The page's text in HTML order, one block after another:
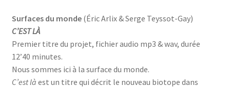
Surfaces du monde(Éric Arlix & Serge Teyssot-Gay)
C’EST LÀ
Premier titre du projet, fichier audio mp3 & wav, durée
12’40 minutes.
Nous sommes ici à la surface du monde.
C’est là est un titre qui décrit le nouveau biotope dans